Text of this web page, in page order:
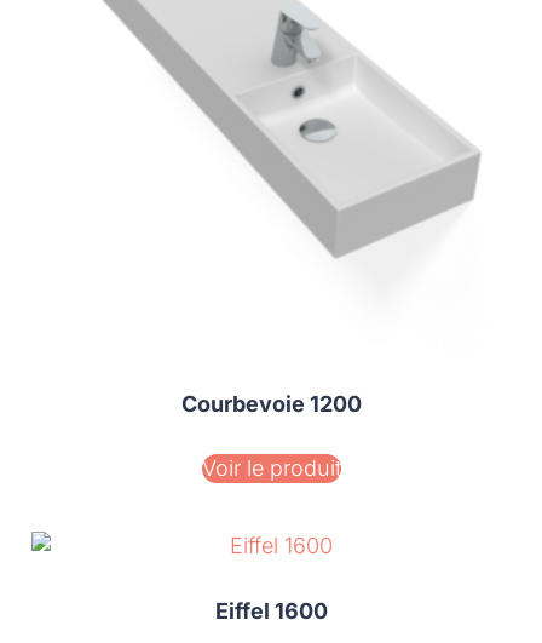
Courbevoie 1200
Voir le produit
Eiffel 1600